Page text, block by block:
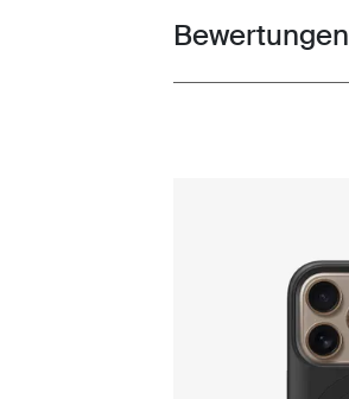
Toggle overview
Bewertungen